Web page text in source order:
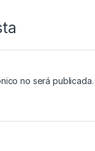
no será publicada.